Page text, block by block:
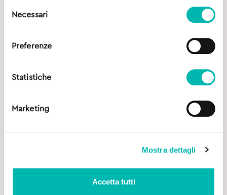
delNecessari
Preferenze
Statistiche
Marketing
Mostra dettagli
Accetta tutti